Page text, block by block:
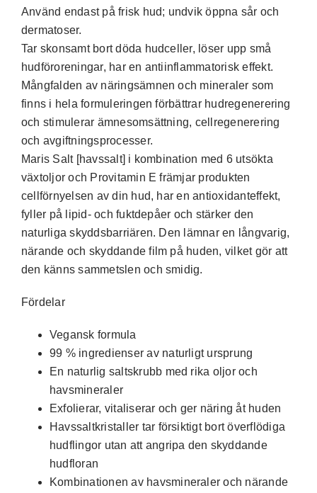
Använd endast på frisk hud; undvik öppna sår och
dermatoser.
Tar skonsamt bort döda hudceller, löser upp små
hudföroreningar, har en antiinflammatorisk effekt.
Mångfalden av näringsämnen och mineraler som
finns i hela formuleringen förbättrar hudregenerering
och stimulerar ämnesomsättning, cellregenerering
och avgiftningsprocesser.
Maris Salt [havssalt] i kombination med 6 utsökta
växtoljor och Provitamin E främjar produkten
cellförnyelsen av din hud, har en antioxidanteffekt,
fyller på lipid- och fuktdepåer och stärker den
naturliga skyddsbarriären. Den lämnar en långvarig,
närande och skyddande film på huden, vilket gör att
den känns sammetslen och smidig.
Fördelar
Vegansk formula
99 % ingredienser av naturligt ursprung
En naturlig saltskrubb med rika oljor och
havsmineraler
Exfolierar, vitaliserar och ger näring åt huden
Havssaltkristaller tar försiktigt bort överflödiga
hudflingor utan att angripa den skyddande
hudfloran
Kombinationen av havsmineraler och närande